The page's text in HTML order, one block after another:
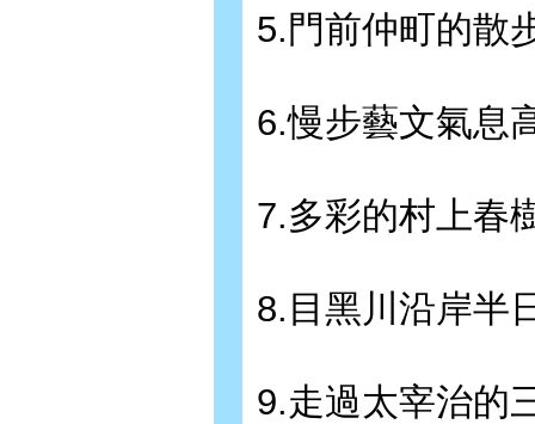
5.門前仲町的散
6.慢步藝文氣息
7.多彩的村上春
8.目黑川沿岸半
9.走過太宰治的